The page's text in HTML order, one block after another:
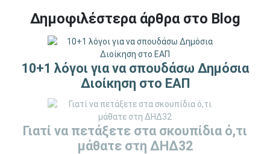
Δημοφιλέστερα άρθρα στο Blog
10+1 λόγοι για να σπουδάσω Δημόσια
Διοίκηση στο ΕΑΠ
Γιατί να πετάξετε στα σκουπίδια ό,τι
μάθατε στη ΔΗΔ32